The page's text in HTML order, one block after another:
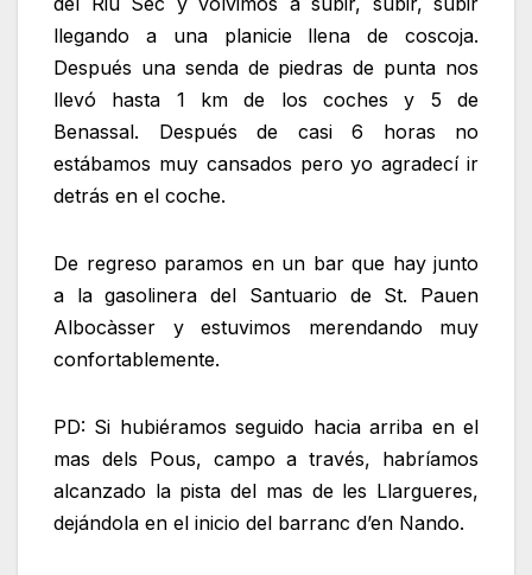
llegando a una planicie llena de coscoja.
Después una senda de piedras de punta nos
llevó hasta 1 km de los coches y 5 de
Benassal. Después de casi 6 horas no
estábamos muy cansados pero yo agradecí ir
detrás en el coche.
De regreso paramos en un bar que hay junto
a la gasolinera del Santuario de St. Pauen
Albocàsser y estuvimos merendando muy
confortablemente.
PD: Si hubiéramos seguido hacia arriba en el
mas dels Pous, campo a través, habríamos
alcanzado la pista del mas de les Llargueres,
dejándola en el inicio del barranc d’en Nando.